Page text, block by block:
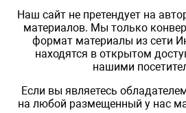
Наш сайт не претендует на
материалов. Мы только
формат материалы из сети
находятся в открытом
нашими
Если вы являетесь
на любой размещенный у нас